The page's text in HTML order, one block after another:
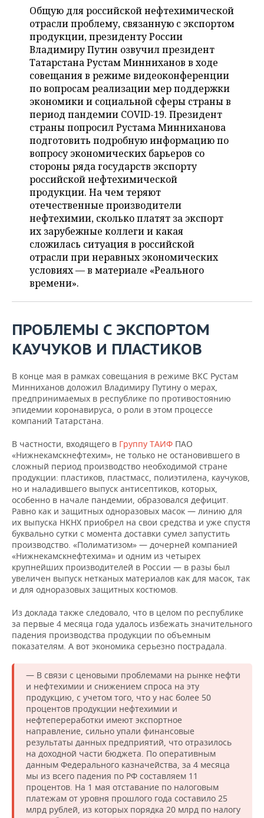
КИБЕРСПОРТ
ФИГУРНОЕ КАТАНИЕ
ВОДНЫЕ ВИДЫ СПОРТА
ХОККЕЙ С МЯЧОМ
КУЛЬТУРА
МЕДИЦИНА
ОБРАЗОВАНИЕ
ПРОИСШЕСТВИЯ
СПИСОК КОМПАНИЙ
Общую для российской нефтехимической
отрасли проблему, связанную с экспортом
продукции, президенту России
Владимиру Путин озвучил президент
Татарстана Рустам Минниханов в ходе
совещания в режиме видеоконференции
по вопросам реализации мер поддержки
экономики и социальной сферы страны в
период пандемии COVID-19. Президент
страны попросил Рустама Минниханова
подготовить подробную информацию по
вопросу экономических барьеров со
стороны ряда государств экспорту
российской нефтехимической
продукции. На чем теряют
отечественные производители
нефтехимии, сколько платят за экспорт
их зарубежные коллеги и какая
сложилась ситуация в российской
отрасли при неравных экономических
условиях — в материале «Реального
времени».
ПРОБЛЕМЫ С ЭКСПОРТОМ
КАУЧУКОВ И ПЛАСТИКОВ
В конце мая в рамках совещания в режиме ВКС Рустам
Минниханов доложил Владимиру Путину о мерах,
предпринимаемых в республике по противостоянию
эпидемии коронавируса, о роли в этом процессе
компаний Татарстана.
В частности, входящего в Группу ТАИФ ПАО
«Нижнекамскнефтехим», не только не остановившего в
сложный период производство необходимой стране
продукции: пластиков, пластмасс, полиэтилена, каучуков,
но и наладившего выпуск антисептиков, которых,
особенно в начале пандемии, образовался дефицит.
Равно как и защитных одноразовых масок — линию для
их выпуска НКНХ приобрел на свои средства и уже спустя
буквально сутки с момента доставки сумел запустить
производство. «Полиматизом» — дочерней компанией
«Нижнекамскнефтехима» и одним из четырех
крупнейших производителей в России — в разы был
увеличен выпуск нетканых материалов как для масок, так
и для одноразовых защитных костюмов.
Из доклада также следовало, что в целом по республике
за первые 4 месяца года удалось избежать значительного
падения производства продукции по объемным
показателям. А вот экономика серьезно пострадала.
— В связи с ценовыми проблемами на рынке нефти
и нефтехимии и снижением спроса на эту
продукцию, с учетом того, что у нас более 50
процентов продукции нефтехимии и
нефтепереработки имеют экспортное
направление, сильно упали финансовые
результаты данных предприятий, что отразилось
на доходной части бюджета. По оперативным
данным Федерального казначейства, за 4 месяца
мы из всего падения по РФ составляем 11
процентов. На 1 мая отставание по налоговым
платежам от уровня прошлого года составило 25
млрд рублей, из которых порядка 20 млрд по налогу